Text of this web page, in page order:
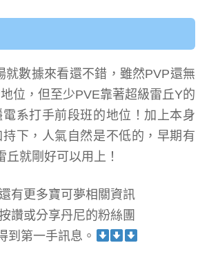
就數據來看還不錯，雖然PVP還無
位，但至少PVE靠著超級雷丘Y的
系打手前段班的地位！加上本身
下，人氣自然是不低的，早期有
丘就剛好可以用上！
有更多寶可夢相關資訊
讚或分享丹尼的粉絲團
到第一手訊息。